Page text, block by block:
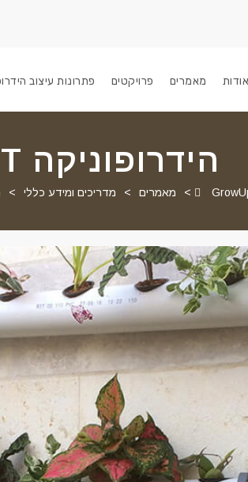
אודות מאמרים פרויקטים פתרונות עיצוב
הידרופוניקה NFT
> מאמרים > מדריכים ומידע כללי >